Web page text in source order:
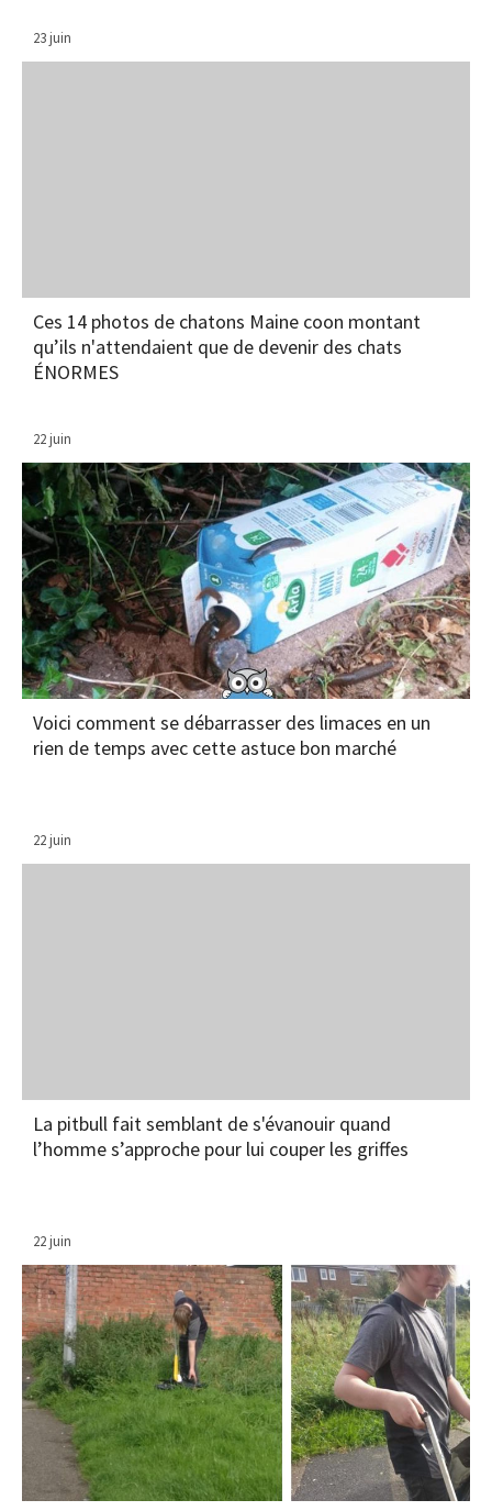
23 juin
Ces 14 photos de chatons Maine coon montant
qu’ils n'attendaient que de devenir des chats
ÉNORMES
22 juin
Voici comment se débarrasser des limaces en un
rien de temps avec cette astuce bon marché
22 juin
La pitbull fait semblant de s'évanouir quand
l’homme s’approche pour lui couper les griffes
22 juin